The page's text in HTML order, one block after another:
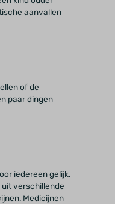
aanvallen
of de
paar dingen
iedereen gelijk.
verschillende
Medicijnen